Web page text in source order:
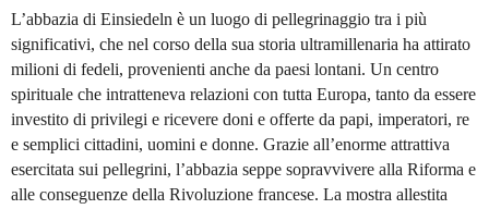
L’abbazia di Einsiedeln è un luogo di pellegrinaggio tra i più
significativi, che nel corso della sua storia ultramillenaria ha attirato
milioni di fedeli, provenienti anche da paesi lontani. Un centro
spirituale che intratteneva relazioni con tutta Europa, tanto da essere
investito di privilegi e ricevere doni e offerte da papi, imperatori, re
e semplici cittadini, uomini e donne. Grazie all’enorme attrattiva
esercitata sui pellegrini, l’abbazia seppe sopravvivere alla Riforma e
alle conseguenze della Rivoluzione francese. La mostra allestita